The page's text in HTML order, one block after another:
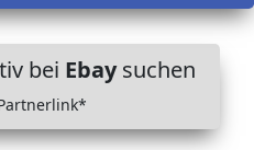
bei Ebaysuchen